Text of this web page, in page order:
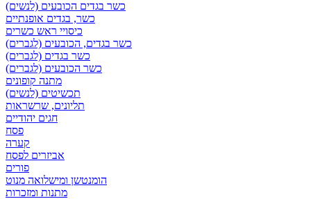
כשר בגדים הכובעים (לנשים)
כשר, בגדים אופנתיים
כיסויי ראש כשרים
כשר בגדים, הכובעים (לגברים)
כשר בגדים (לגברים)
כשר הכובעים (לגברים)
מתנה קופונים
תכשיטים (לנשים)
תליונים, שרשראות
חגים יהודיים
פסח
קערה
אביזרים לפסח
פורים
הומנטשן ומישלואה מנוט
מתנות ומזכרות